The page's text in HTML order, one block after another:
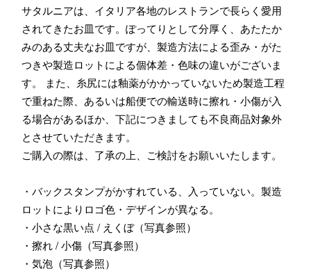
サタルニアは、イタリア各地のレストランで長らく愛用
されてきたお皿です。ぽってりとして分厚く、あたたか
みのある丈夫なお皿ですが、製造方法による歪み・がた
つきや製造ロットによる個体差・色味の違いがございま
す。 また、糸尻には釉薬がかかっていないため製造工程
で重ねた際、あるいは船便での輸送時に擦れ・小傷が入
る場合があるほか、下記につきましても不良商品対象外
とさせていただきます。
ご購入の際は、了承の上、ご検討をお願いいたします。
・バックスタンプがかすれている、入っていない。製造
ロットによりロゴ色・デザインが異なる。
・小さな黒い点 / えくぼ（写真参照）
・擦れ / 小傷（写真参照）
・気泡（写真参照）